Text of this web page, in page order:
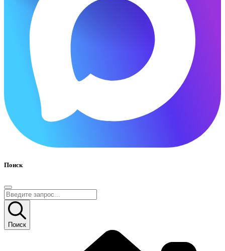
Поиск
Поиск